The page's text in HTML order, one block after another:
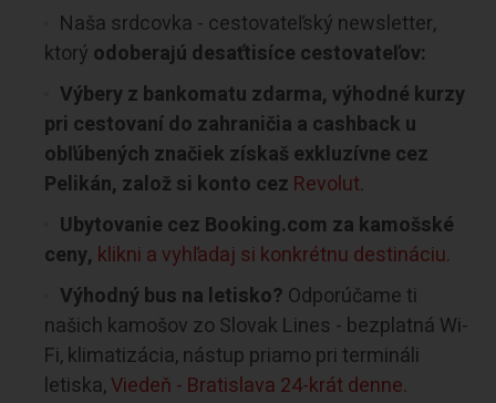
Naša srdcovka - cestovateľský newsletter,
ktorý odoberajú desaťtisíce cestovateľov:
Výbery z bankomatu zdarma, výhodné kurzy
pri cestovaní do zahraničia a cashback u
obľúbených značiek získaš exkluzívne cez
Pelikán, založ si konto cez Revolut.
Ubytovanie cez Booking.com za kamošské
ceny, klikni a vyhľadaj si konkrétnu destináciu.
Výhodný bus na letisko? Odporúčame ti
našich kamošov zo Slovak Lines - bezplatná Wi-
Fi, klimatizácia, nástup priamo pri termináli
letiska,Viedeň - Bratislava 24-krát denne.